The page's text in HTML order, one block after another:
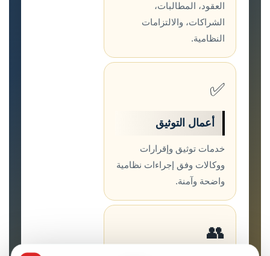
العقود، المطالبات،
الشراكات، والالتزامات
النظامية.
✅
أعمال التوثيق
خدمات توثيق وإقرارات
ووكالات وفق إجراءات نظامية
واضحة وآمنة.
👥